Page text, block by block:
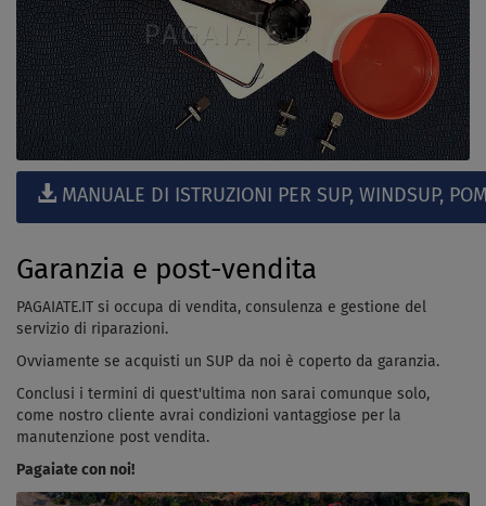
MANUALE DI ISTRUZIONI PER SUP, WINDSUP,
Garanzia e post-vendita
PAGAIATE.IT si occupa di vendita, consulenza e gestione del
servizio di riparazioni.
Ovviamente se acquisti un SUP da noi è coperto da garanzia.
Conclusi i termini di quest'ultima non sarai comunque solo,
come nostro cliente avrai condizioni vantaggiose per la
manutenzione post vendita.
Pagaiate con noi!